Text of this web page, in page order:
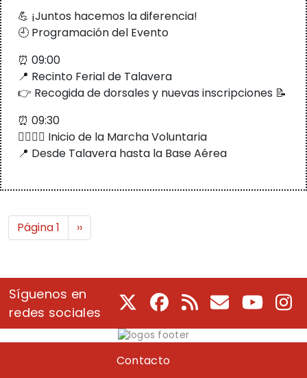
💪 ¡Juntos hacemos la diferencia!
🕘 Programación del Evento
⏰ 09:00
📍 Recinto Ferial de Talavera
👉 Recogida de dorsales y nuevas inscripciones 📝
⏰ 09:30
🚶‍♀️🚶‍♂️ Inicio de la Marcha Voluntaria
📍 Desde Talavera hasta la Base Aérea
Paginación
Página 1 Siguiente página
››
Síguenos en
redes sociales
Facebook
RSS CorreoYoutube
Pie de páginaContacto